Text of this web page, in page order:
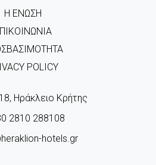
Η ΈΝΩΣΗ
POLICY
Ηράκλειο Κρήτης
2810 288108
hotels.gr